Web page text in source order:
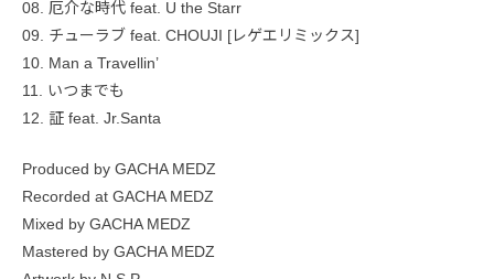
08. 厄介な時代 feat. U the Starr
09. チューラブ feat. CHOUJI [レゲエリミックス]
10. Man a Travellin’
11. いつまでも
12. 証 feat. Jr.Santa
Produced by GACHA MEDZ
Recorded at GACHA MEDZ
Mixed by GACHA MEDZ
Mastered by GACHA MEDZ